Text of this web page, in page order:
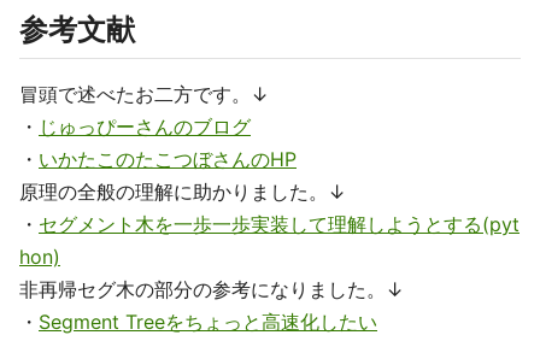
参考文献
冒頭で述べたお二方です。↓
・ じゅっぴーさんのブログ
・ いかたこのたこつぼさんのHP
原理の全般の理解に助かりました。↓
・ セグメント木を一歩一歩実装して理解しようとする(pyt
hon)
非再帰セグ木の部分の参考になりました。↓
・ Segment Treeをちょっと高速化したい